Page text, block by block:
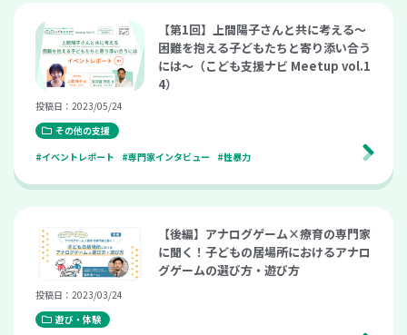
【第1回】上間陽子さんと共に考える～
困難を抱える子どもたちと寄り添い合う
には～（こども支援ナビ Meetup vol.1
4）
投稿日：2023/05/24
その他の支援
#イベントレポート
#専門家インタビュー #性暴力
【後編】アナログゲーム×療育の専門家
に聞く！子どもの居場所におけるアナロ
グゲームの選び方・遊び方
投稿日：2023/03/24
遊び・体験